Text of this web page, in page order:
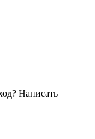
Написать